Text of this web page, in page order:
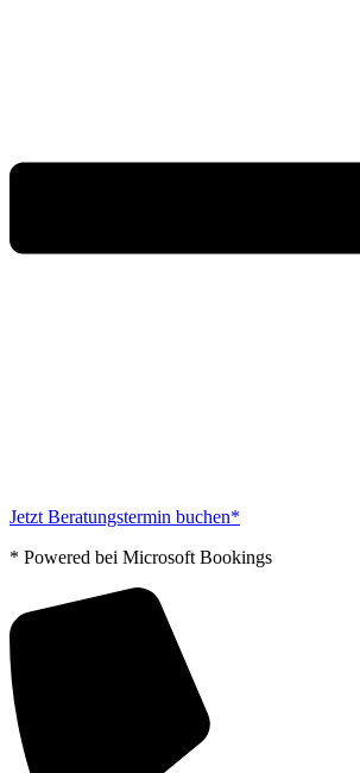
Jetzt Beratungstermin buchen*
* Powered bei Microsoft Bookings